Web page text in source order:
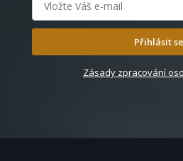
Přihlásit se
Zásady zpracování